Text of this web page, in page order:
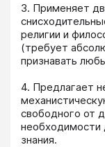
3. Применяет
религии и
(требует
признавать
4. Предлагает
свободного от
необходимости
знания.